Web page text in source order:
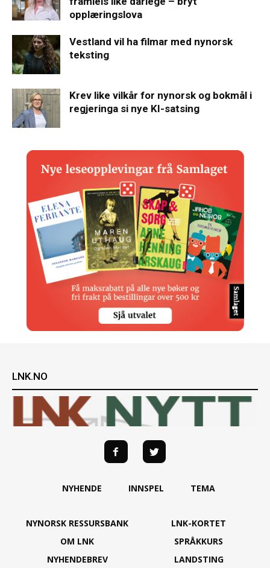
opplæringslova
Vestland vil ha filmar med nynorsk
teksting
Krev like vilkår for nynorsk og bokmål i
regjeringa si nye KI-satsing
LNK.NO
NYHENDE INNSPEL TEMA
NYNORSK RESSURSBANK
OM LNK
NYHENDEBREV
LNK-KORTET
SPRÅKKURS
LANDSTING